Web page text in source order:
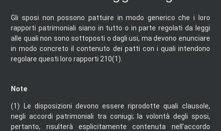
Gli sposi non possono pattuire in modo generico che i loro
rapporti patrimoniali siano in tutto o in parte regolati da leggi
alle quali non sono sottoposti o dagli usi, ma devono enunciare
in modo concreto il contenuto dei patti con i quali intendono
regolare questi loro rapporti 210(1).
Note
(1)
Le disposizioni devono essere riprodotte quali clausole,
negli accordi patrimoniali tra coniugi; la volontà degli sposi,
pertanto, risulterà esplicitamente contenuta nell’accordo